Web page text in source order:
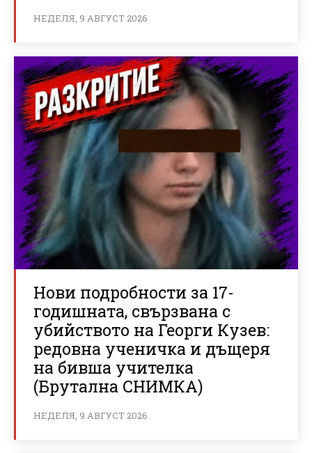
НЕДЕЛЯ, 9 АВГУСТ 2026
Нови подробности за 17-
годишната, свързвана с
убийството на Георги Кузев:
редовна ученичка и дъщеря
на бивша учителка
(Брутална СНИМКА)
НЕДЕЛЯ, 9 АВГУСТ 2026